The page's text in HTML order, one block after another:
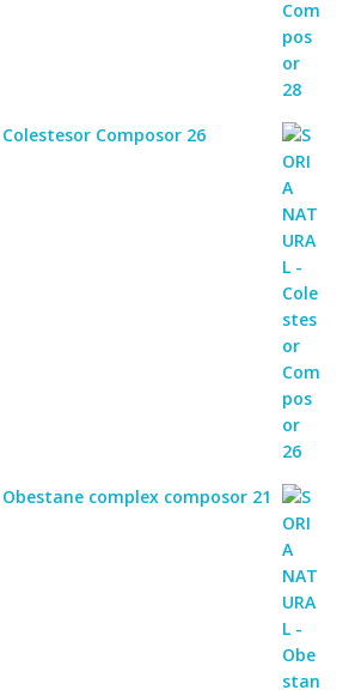
Colestesor Composor 26
Obestane complex composor 21